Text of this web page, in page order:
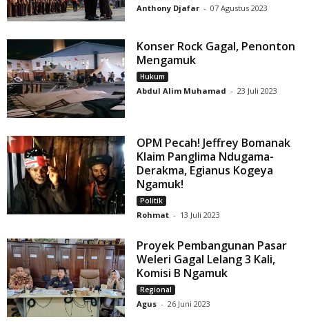
Anthony Djafar - 07 Agustus 2023
Konser Rock Gagal, Penonton
Mengamuk
Hukum
Abdul Alim Muhamad - 23 Juli 2023
OPM Pecah! Jeffrey Bomanak
Klaim Panglima Ndugama-
Derakma, Egianus Kogeya
Ngamuk!
Politik
Rohmat - 13 Juli 2023
Proyek Pembangunan Pasar
Weleri Gagal Lelang 3 Kali,
Komisi B Ngamuk
Regional
Agus - 26 Juni 2023